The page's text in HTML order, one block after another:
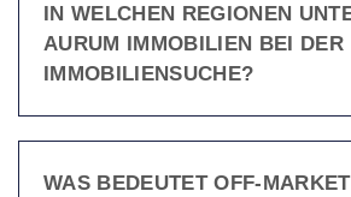
IN WELCHEN REGIONEN
AURUM IMMOBILIEN BEI DER
IMMOBILIENSUCHE?
WAS BEDEUTET OFF-